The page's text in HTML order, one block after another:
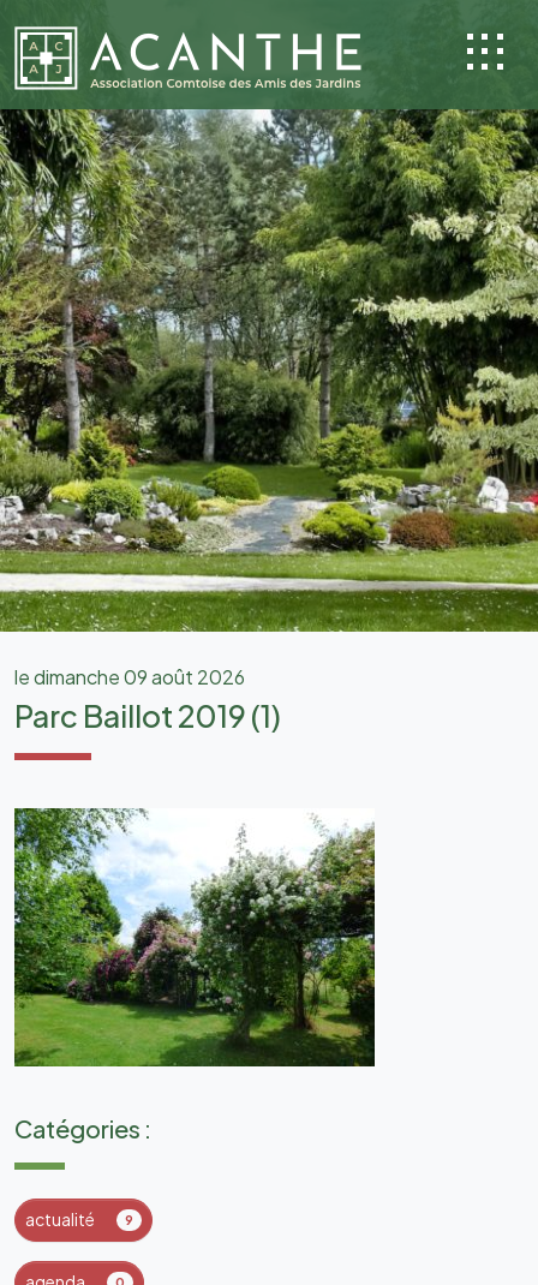
le dimanche 09 août 2026
Parc Baillot 2019 (1)
Catégories :
actualité 9